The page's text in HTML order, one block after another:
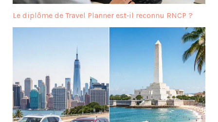
Le diplôme de Travel Planner est‑il reconnu RNCP ?